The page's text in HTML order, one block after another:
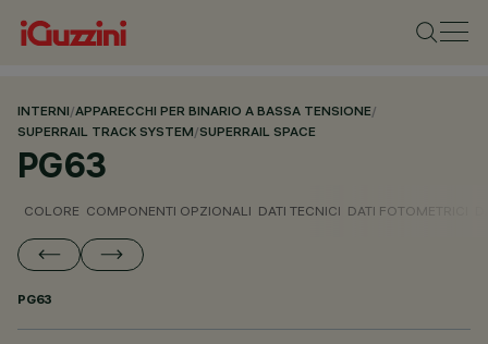
INTERNI/APPARECCHI PER BINARIO A BASSA TENSIONE/
SUPERRAIL TRACK SYSTEM/SUPERRAIL SPACE
PG63
COLORE COMPONENTI OPZIONALI DATI TECNICI DATI FOTOMETRICI
PG63